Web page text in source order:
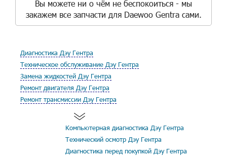
Вы можете ни о чём не беспокоиться - мы
закажем все запчасти для Daewoo Gentra сами.
Диагностика Дэу Гентра
Техническое обслуживание Дэу Гентра
Замена жидкостей Дэу Гентра
Ремонт двигателя Дэу Гентра
Ремонт трансмиссии Дэу Гентра
Компьютерная диагностика Дэу Гентра
Технический осмотр Дэу Гентра
Диагностика перед покупкой Дэу Гентра